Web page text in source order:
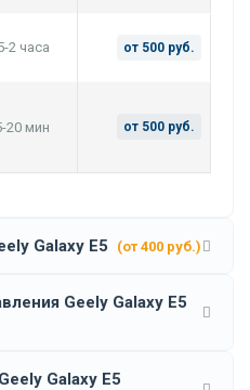
2 часа от 500 руб.
20 мин от 500 руб.
Galaxy E5 (от 400 руб.)
Geely Galaxy E5
Galaxy E5